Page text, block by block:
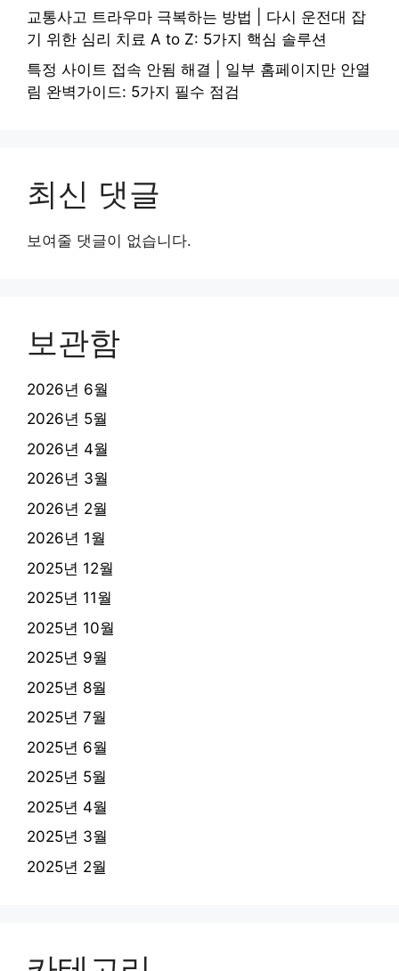
교통사고 트라우마 극복하는 방법 | 다시 운전대 잡
기 위한 심리 치료 A to Z: 5가지 핵심 솔루션
특정 사이트 접속 안됨 해결 | 일부 홈페이지만 안열
림 완벽가이드: 5가지 필수 점검
최신 댓글
보여줄 댓글이 없습니다.
보관함
2026년 6월
2026년 5월
2026년 4월
2026년 3월
2026년 2월
2026년 1월
2025년 12월
2025년 11월
2025년 10월
2025년 9월
2025년 8월
2025년 7월
2025년 6월
2025년 5월
2025년 4월
2025년 3월
2025년 2월